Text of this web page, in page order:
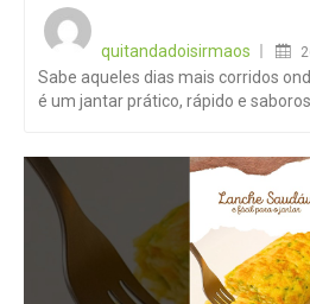
quitandadoisirmaos
Sabe aqueles dias mais corridos
é um jantar prático, rápido e